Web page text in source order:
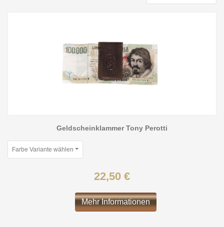
Geldscheinklammer Tony Perotti
Farbe Variante wählen
22,50 €
Mehr Informationen